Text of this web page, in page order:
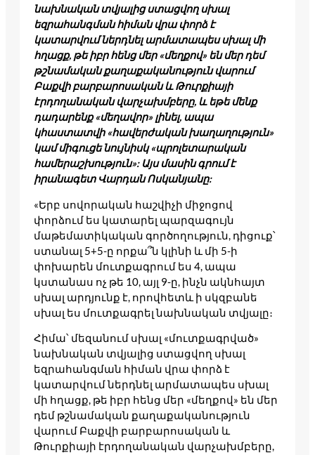
նախնական տվյալից ստացվող սխալ
եզրահանգման հիման վրա փորձ է
կատարվում ներդնել արմատապես սխալ մի
հղացք, թե իբր հենց մեր «մեղքով» են մեր դեմ
թշնամական քաղաքականություն վարում
Բաքվի բարբարոսական և Թուրքիայի
էրդողանական վարչախմբերը, և եթե մենք
դադարենք «մեղավոր» լինել, ապա
կհաստատվի «հավերժական խաղաղություն»
կամ միգուցե նույնիսկ «պրոլետարական
համերաշխություն»: Այս մասին գրում է
իրանագետ Վարդան Ոսկանյանը:
«Երբ սովորական հաշվիչի միջոցով
փորձում ես կատարել պարզագույն
մաթեմատիկական գործողություն, դիցուք՝
ստանալ 5+5-ը որքա՞ն կլինի և մի 5-ի
փոխարեն մուտքագրում ես 4, ապա
կստանաս ոչ թե 10, այլ 9-ը, ինչն ակնհայտ
սխալ արդյունք է, որովհետև ի սկզբանե
սխալ ես մուտքագրել նախնական տվյալը։
Հիմա՝ մեզանում սխալ «մուտքագրված»
նախնական տվյալից ստացվող սխալ
եզրահանգման հիման վրա փորձ է
կատարվում ներդնել արմատապես սխալ
մի հղացք, թե իբր հենց մեր «մեղքով» են մեր
դեմ թշնամական քաղաքականություն
վարում Բաքվի բարբարոսական և
Թուրքիայի էրդողանական վարչախմբերը,